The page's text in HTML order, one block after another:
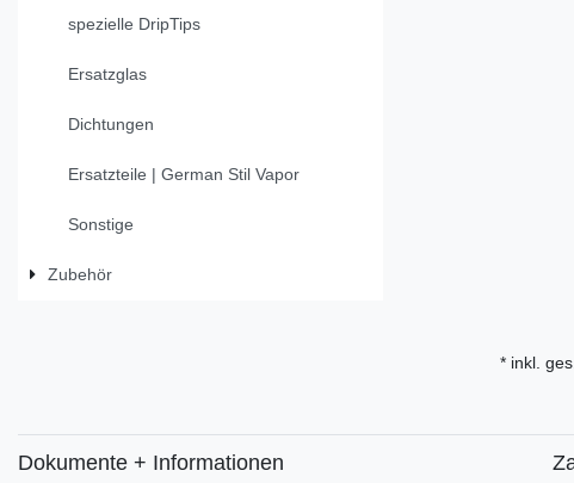
spezielle DripTips
Ersatzglas
Dichtungen
Ersatzteile | German Stil Vapor
Sonstige
Zubehör
* inkl.
Dokumente + Informationen